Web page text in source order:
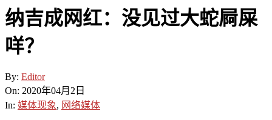
纳吉成网红：没见过大蛇屙屎
咩？
By: Editor
On: 2020年04月2日
In: 媒体现象, 网络媒体